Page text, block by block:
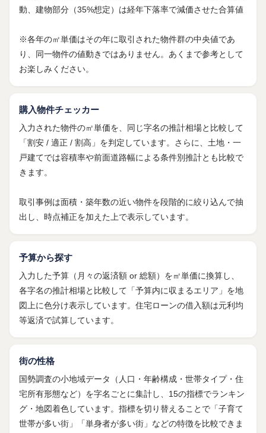
動、建物部分（35%想定）は経年下落率で減価させた合算値
※各年の㎡単価はその年に取引された物件群の中央値であ
り、同一物件の値動きではありません。あくまで参考として
お楽しみください。
購入物件チェッカー
入力された物件の㎡単価を、同じ字名の推計相場と比較して
「割安 / 適正 / 割高」を判定しています。さらに、土地・一
戸建てでは容積率や前面道路幅による条件別推計とも比較で
きます。
取引事例は面積・築年数の近い物件を段階的に絞り込んで抽
出し、時点補正を加えた上で表示しています。
予算から探す
入力した予算（月々の返済額 or 総額）を㎡単価に換算し、
各字名の推計相場と比較して「予算内に収まるエリア」を地
図上に色分け表示しています。住宅ローンの借入額は元利均
等返済で試算しています。
街の性格
国勢調査の小地域データ（人口・年齢構成・世帯タイプ・住
宅所有形態など）を字名ごとに集計し、15の指標でランキン
グ・地図着色しています。指標を切り替えることで「子育て
世帯が多い街」「単身者が多い街」などの特徴を比較できま